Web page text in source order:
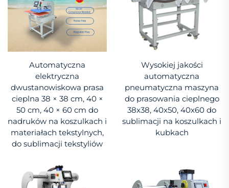
Automatyczna
elektryczna
dwustanowiskowa prasa
cieplna 38 × 38 cm, 40 ×
50 cm, 40 × 60 cm do
nadruków na koszulkach i
materiałach tekstylnych,
do sublimacji tekstyliów
Wysokiej jakości
automatyczna
pneumatyczna maszyna
do prasowania cieplnego
38x38, 40x50, 40x60 do
sublimacji na koszulkach i
kubkach